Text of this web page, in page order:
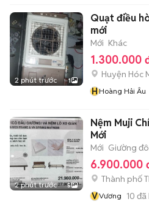
2 phút trước 1
Quạt điều
mới
Mới Khác
1.300.000
Huyện Hóc
HHoàng Hải Âu
2 phút trước 5
Nệm Muji
Mới
Mới Giường
6.900.000
Thành phố
VVương 10 đã